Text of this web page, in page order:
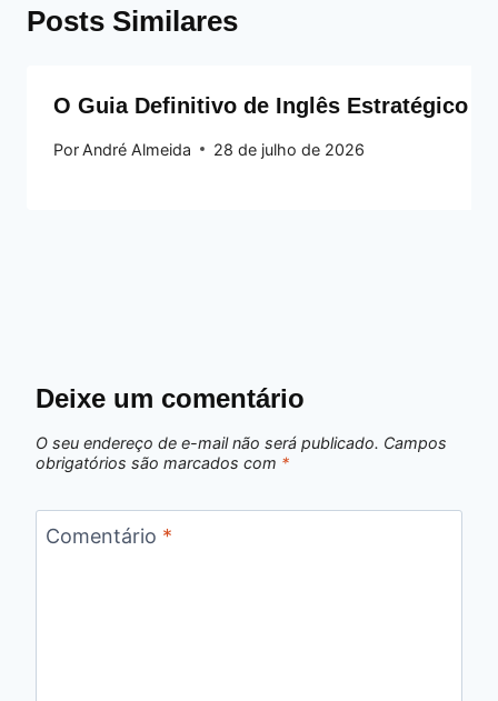
Posts Similares
O Guia Definitivo de Inglês Estratégico
Por André Almeida 28 de julho de 2026
Deixe um comentário
O seu endereço de e-mail não será publicado. Campos
obrigatórios são marcados com *
Comentário *